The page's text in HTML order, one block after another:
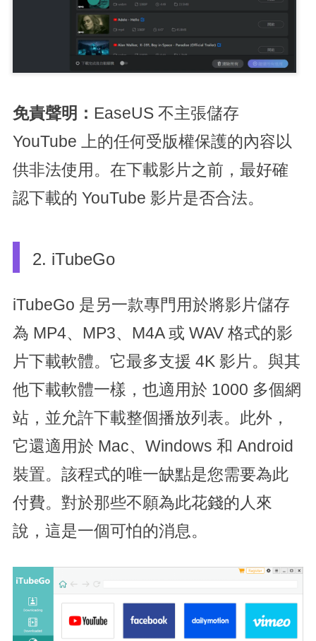
免責聲明： EaseUS 不主張儲存
YouTube 上的任何受版權保護的內容以
供非法使用。在下載影片之前，最好確
認下載的 YouTube 影片是否合法。
2. iTubeGo
iTubeGo 是另一款專門用於將影片儲存
為 MP4、MP3、M4A 或 WAV 格式的影
片下載軟體。它最多支援 4K 影片。與其
他下載軟體一樣，也適用於 1000 多個網
站，並允許下載整個播放列表。此外，
它還適用於 Mac、Windows 和 Android
裝置。該程式的唯一缺點是您需要為此
付費。對於那些不願為此花錢的人來
說，這是一個可怕的消息。